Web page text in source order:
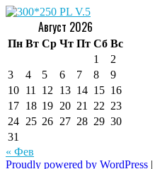
Август 2026
Пн Вт Ср Чт Пт Сб Вс
1
2
3
4 5 6 7 8
9
10 11 12 13 14 15 16
17 18 19 20 21 22 23
24 25 26 27 28 29 30
31
« Фев
Proudly powered by WordPress |